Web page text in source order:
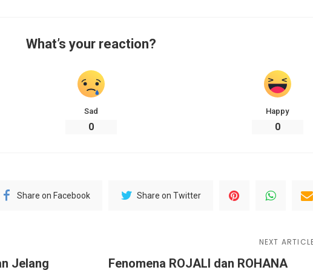
What’s your reaction?
Sad
0
Happy
0
Share on Facebook Share on Twitter
Jelang
NEXT
Fenomena ROJALI dan ROHANA